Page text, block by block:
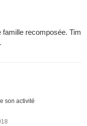
recomposée. Tim
son activité